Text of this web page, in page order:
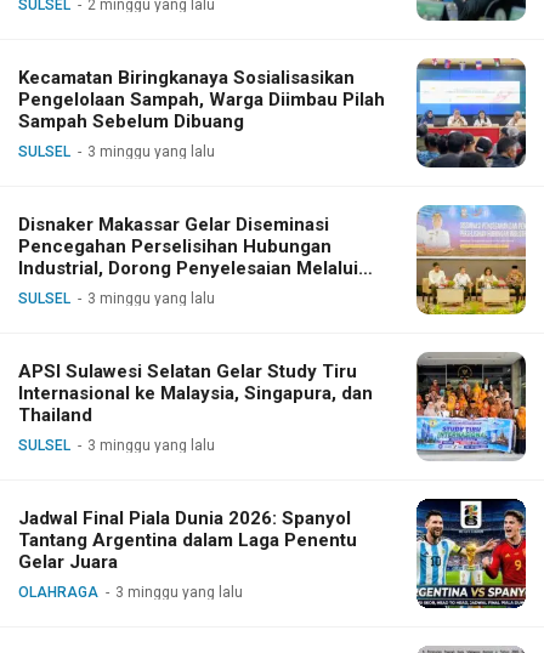
SULSEL 2 minggu yang lalu
Kecamatan Biringkanaya Sosialisasikan
Pengelolaan Sampah, Warga Diimbau Pilah
Sampah Sebelum Dibuang
SULSEL 3 minggu yang lalu
Disnaker Makassar Gelar Diseminasi
Pencegahan Perselisihan Hubungan
Industrial, Dorong Penyelesaian Melalui
Dialog
SULSEL 3 minggu yang lalu
APSI Sulawesi Selatan Gelar Study Tiru
Internasional ke Malaysia, Singapura, dan
Thailand
SULSEL 3 minggu yang lalu
Jadwal Final Piala Dunia 2026: Spanyol
Tantang Argentina dalam Laga Penentu
Gelar Juara
OLAHRAGA 3 minggu yang lalu